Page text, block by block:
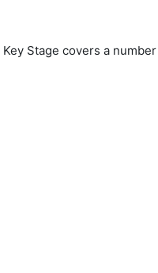
Stage covers a